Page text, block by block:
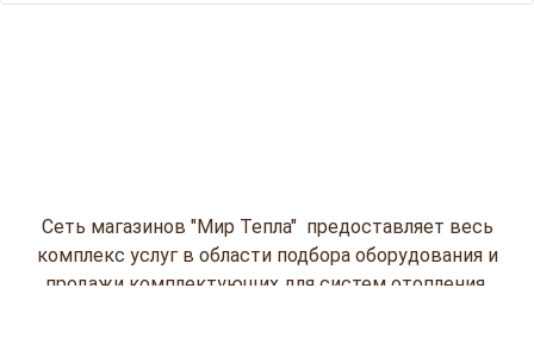
Сеть магазинов "Мир Тепла" предоставляет весь
комплекс услуг в области подбора оборудования и
продажи комплектующих для систем отопления,